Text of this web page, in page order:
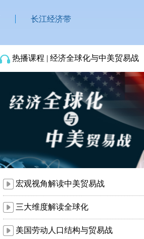
长江经济带
热播课程 | 经济全球化与中美贸易战
宏观视角解读中美贸易战
三大维度解读全球化
美国劳动人口结构与贸易战